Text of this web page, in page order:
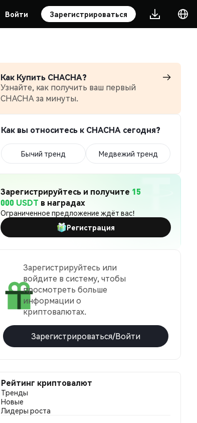
Войти Зарегистрироваться
Как Купить CHACHA?
Узнайте, как получить ваш первый
CHACHA за минуты.
Как вы относитесь к CHACHA сегодня?
Бычий тренд Медвежий тренд
Зарегистрируйтесь и получите 15
000 USDT в наградах
Ограниченное предложение ждёт вас!
Регистрация
Зарегистрируйтесь или
войдите в систему, чтобы
просмотреть больше
информации о
криптовалютах.
Зарегистрироваться/Войти
Рейтинг криптовалют
Тренды
Новые
Лидеры роста